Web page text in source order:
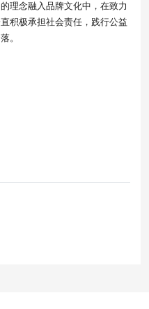
理念融入品牌文化中，在致力
积极承担社会责任，践行公益
。